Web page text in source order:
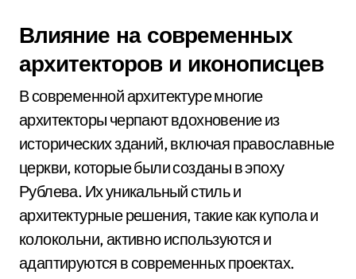
Влияние на современных
архитекторов и иконописцев
В современной архитектуре многие
архитекторы черпают вдохновение из
исторических зданий, включая православные
церкви, которые были созданы в эпоху
Рублева. Их уникальный стиль и
архитектурные решения, такие как купола и
колокольни, активно используются и
адаптируются в современных проектах.